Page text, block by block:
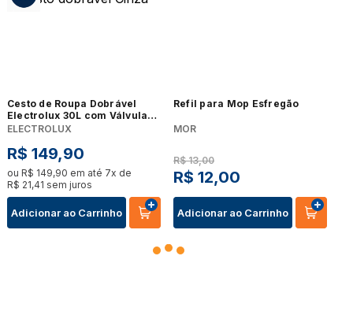
Cesto de Roupa Dobrável
Electrolux 30L com Válvula
de Água Cinza Cesto
ELECTROLUX
R$ 149,90
ou R$ 149,90 em até 7x de
R$ 21,41 sem juros
Adicionar ao Carrinho
Refil para Mop Esfregão
MOR
R$ 13,00
R$ 12,00
Adicionar ao Carrinho